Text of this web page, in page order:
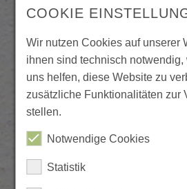
COOKIE
Wir nutzen Cookies auf unserer
ihnen sind technisch
uns helfen, diese Website zu
zusätzliche Funktionalitäten zur
stellen.
Notwendige Cookies
Statistik